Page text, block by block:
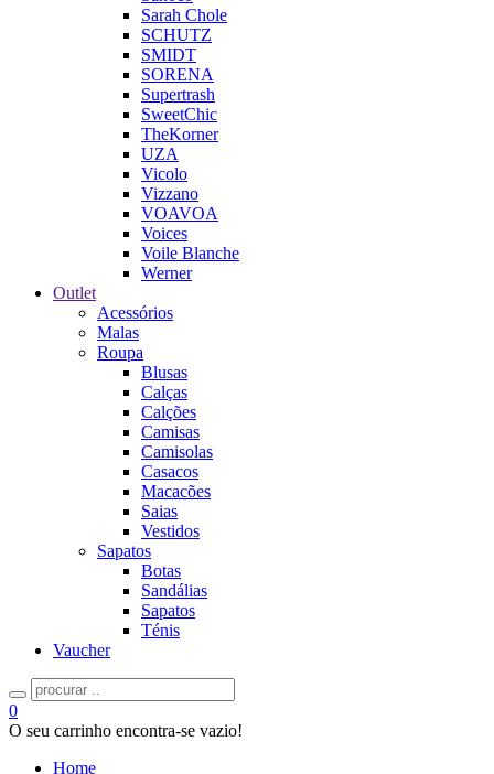
Sarah Chole
SCHUTZ
SMIDT
SORENA
Supertrash
SweetChic
TheKorner
UZA
Vicolo
Vizzano
VOAVOA
Voices
Voile Blanche
Werner
Outlet
Acessórios
Malas
Roupa
Blusas
Calças
Calções
Camisas
Camisolas
Casacos
Macacões
Saias
Vestidos
Sapatos
Botas
Sandálias
Sapatos
Ténis
Vaucher
0
O seu carrinho encontra-se vazio!
Home